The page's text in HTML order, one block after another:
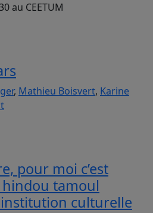
au CEETUM
, Mathieu Boisvert, Karine
pour moi c’est
hindou tamoul
culturelle